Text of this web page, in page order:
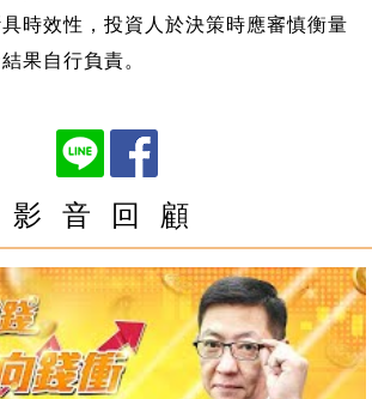
時效性，投資人於決策時應審慎衡量
果自行負責。
影 音 回 顧